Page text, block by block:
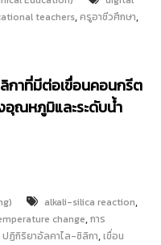
teachers,ครูอาชีวศึกษา,
กาที่มีต่อเขื่อนคอนกรีต
อุณหภูมิและระดับน้ำ
alkali-silica reaction,
change,การ
ปฏิกิริยาอัลคาไล-ซิลิกา,เขื่อน